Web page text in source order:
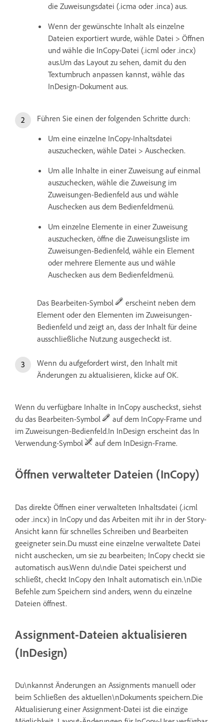
die Zuweisungsdatei (.icma oder .inca) aus.
Wenn der gewünschte Inhalt als einzelne
Dateien exportiert wurde, wähle Datei > Öffnen
und wähle die InCopy-Datei (.icml oder .incx)
aus.Um das Layout zu sehen, damit du den
Textumbruch anpassen kannst, wähle das
InDesign-Dokument aus.
Führen Sie einen der folgenden Schritte durch:
Um eine einzelne InCopy-Inhaltsdatei
auszuchecken, wähle Datei > Auschecken.
Um alle Inhalte in einer Zuweisung auf einmal
auszuchecken, wähle die Zuweisung im
Zuweisungen-Bedienfeld aus und wähle
Auschecken aus dem Bedienfeldmenü.
Um einzelne Elemente in einer Zuweisung
auszuchecken, öffne die Zuweisungsliste im
Zuweisungen-Bedienfeld, wähle ein Element
oder mehrere Elemente aus und wähle
Auschecken aus dem Bedienfeldmenü.
Das Bearbeiten-Symbol
erscheint neben dem
Element oder den Elementen im Zuweisungen-
Bedienfeld und zeigt an, dass der Inhalt für deine
ausschließliche Nutzung ausgecheckt ist.
Wenn du aufgefordert wirst, den Inhalt mit
Änderungen zu aktualisieren, klicke auf OK.
Wenn du verfügbare Inhalte in InCopy auscheckst, siehst
du das Bearbeiten-Symbol
auf dem InCopy-Frame und
im Zuweisungen-Bedienfeld.In InDesign erscheint das In
Verwendung-Symbol
auf dem InDesign-Frame.
Öffnen verwalteter Dateien (InCopy)
Das direkte Öffnen einer verwalteten Inhaltsdatei (.icml
oder .incx) in InCopy und das Arbeiten mit ihr in der Story-
Ansicht kann für schnelles Schreiben und Bearbeiten
geeigneter sein.Du musst eine einzelne verwaltete Datei
nicht auschecken, um sie zu bearbeiten; InCopy checkt sie
automatisch aus.Wenn du\ndie Datei speicherst und
schließt, checkt InCopy den Inhalt automatisch ein.\nDie
Befehle zum Speichern sind anders, wenn du einzelne
Dateien öffnest.
Assignment-Dateien aktualisieren
(InDesign)
Du\nkannst Änderungen an Assignments manuell oder
beim Schließen des aktuellen\nDokuments speichern.Die
Aktualisierung einer Assignment-Datei ist die einzige